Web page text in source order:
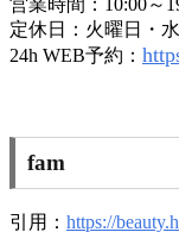
営業時間：10:00～
定休日：火曜日・
24h WEB予約：
fam
引用： https://